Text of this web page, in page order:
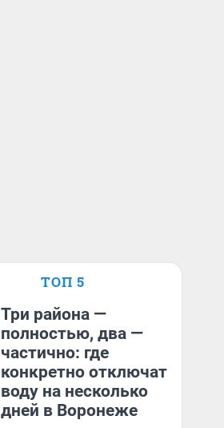
ТОП 5
Три района —
полностью, два —
частично: где
конкретно отключат
воду на несколько
дней в Воронеже